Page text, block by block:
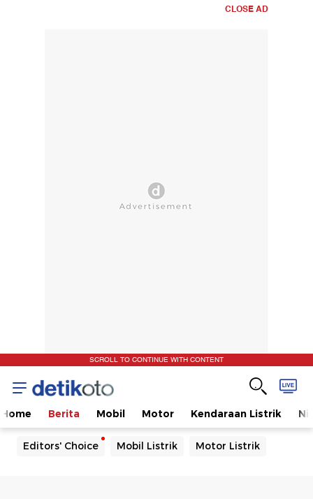
CLOSE AD
SCROLL TO CONTINUE WITH CONTENT
Home Berita Mobil Motor Kendaraan Listrik
Editors' Choice Mobil Listrik Motor Listrik